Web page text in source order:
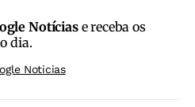
Notíciase receba os
dia.
Noticias